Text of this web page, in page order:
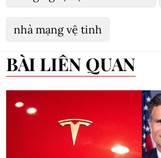
nhà mạng vệ tinh
BÀI LIÊN QUAN